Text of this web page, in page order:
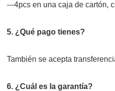
---4pcs en una caja de cartón,
5. ¿Qué pago tienes?
También se acepta
6. ¿Cuál es la garantía?